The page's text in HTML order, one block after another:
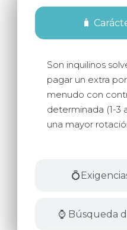
🧳
⌚ Búsqueda
Son inquilinos
pagar un extra
menudo con
determinada (1-3
una mayor